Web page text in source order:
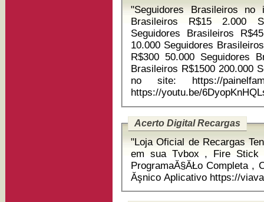
"Seguidores Brasileiros no instagram
Brasileiros R$15 2.000
Seguidores Brasileiros
10.000 Seguidores Brasileiros R$150 20.000 Seguidores Brasileiros
R$300 50.000 Seguidores Brasileiros R$750 100.000 Seguidores
Brasileiros R$1500 200.000 Seguidores Brasileiros R$3000 Compre
no site: https://
https://youtu.be/
Acerto Digital Recargas
"Loja Oficial de Recargas Tenha agora o Melhor Aplicativo
em sua Tvbox , Fire Stick
ProgramaĂ§ĂŁo Completa ,
Ăşnico